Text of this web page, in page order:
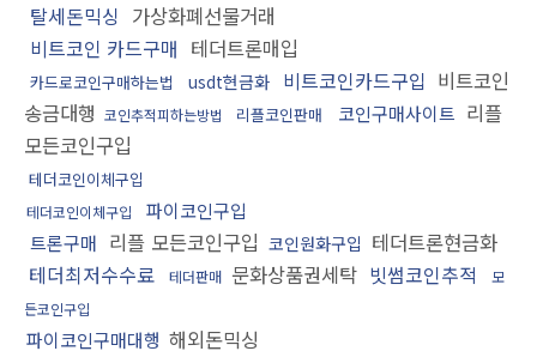
탈세돈믹싱 가상화폐선물거래
비트코인 카드구매 테더트론매입
카드로코인구매하는법 usdt현금화 비트코인카드구입 비트코인
송금대행 코인추적피하는방법 리플코인판매 코인구매사이트 리플
모든코인구입
테더코인이체구입
테더코인이체구입
파이코인구입
트론구매 리플 모든코인구입 코인원화구입 테더트론현금화
테더최저수수료
테더판매 문화상품권세탁 빗썸코인추적
모
든코인구입
파이코인구매대행 해외돈믹싱